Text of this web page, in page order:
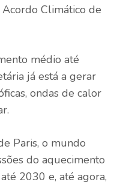
Climático de
médio até
já está a gerar
ondas de calor
Paris, o mundo
do aquecimento
2030 e, até agora,